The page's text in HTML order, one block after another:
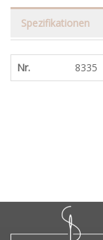
Spezifikationen
Nr. 8335